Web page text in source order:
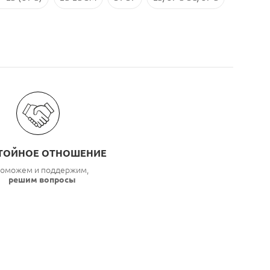
ОТНОШЕНИЕ
и поддержим,
решим вопросы